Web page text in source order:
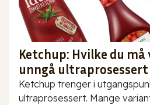
Ketchup: Hvilke du må
unngå ultraprosessert
Ketchup trenger i
ultraprosessert. Mange